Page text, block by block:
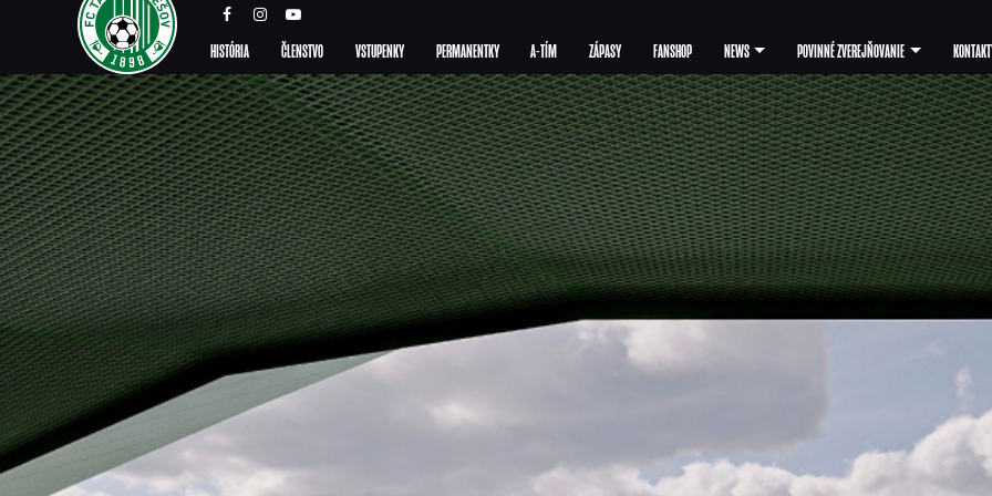
HISTÓRIA ČLENSTVO VSTUPENKY PERMANENTKY A-TÍM ZÁPASY FANSHOP NEWS POVINNÉ ZVEREJŇOVANIE